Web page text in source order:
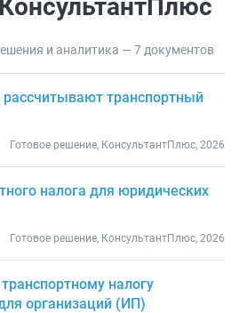
и аналитика — 7 документов
рассчитывают транспортный
Готовое решение, КонсультантПлюс, 2026
налога для юридических
Готовое решение, КонсультантПлюс, 2026
налогу
организаций (ИП)